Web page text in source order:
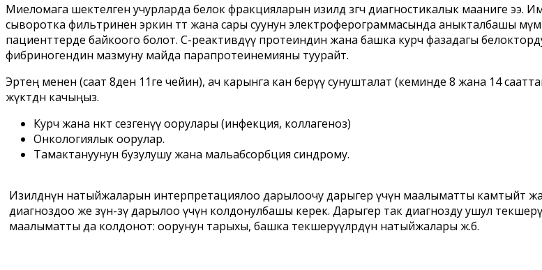
Миеломага шектелген учурларда белок фракцияларын изилдөө өзгөчө диагностикалык мааниге
сыворотка фильтринен эркин өтөт жана сары суунун электроферограммасында аныкталбашы
пациенттерде байкоого болот. С-реактивдүү протеиндин жана башка курч фазадагы
фибриногендин мазмуну майда парапротеинемияны туурайт.
Эртең менен (саат 8ден 11ге чейин), ач карынга кан берүү сунушталат (кеминде 8 жана 14
жүктөөдөн качыңыз.
Курч жана өнөкөт сезгенүү оорулары (инфекция, коллагеноз)
Онкологиялык оорулар.
Тамактануунун бузулушу жана мальабсорбция синдрому.
Изилдөөнүн натыйжаларын интерпретациялоо дарылоочу дарыгер үчүн маалыматты камтыйт
диагноздоо же өзүн-өзү дарылоо үчүн колдонулбашы керек. Дарыгер так диагнозду ушул
маалыматты да колдонот: оорунун тарыхы, башка текшерүүлөрдүн натыйжалары ж.б.